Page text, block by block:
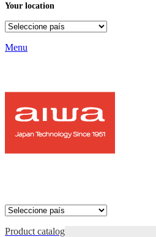
Your location
Menu
Product catalog